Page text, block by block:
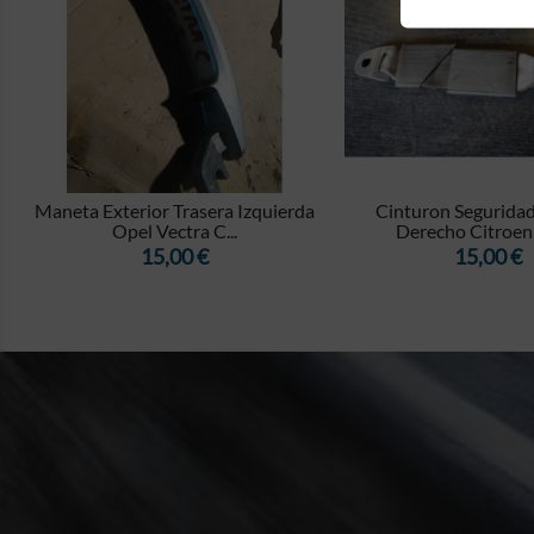
Maneta Exterior Trasera Izquierda
Opel Vectra C...
Precio
15,00 €
Cinturon
Derecho Citroen
Precio
15,00 €
